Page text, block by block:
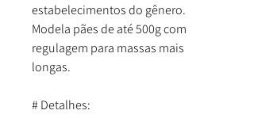
estabelecimentos do gênero.
Modela pães de até 500g com
regulagem para massas mais
longas.
# Detalhes: